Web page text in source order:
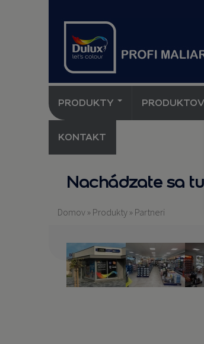
PRODUKTY
KONTAKT
Nachádzate sa tu
Domov » Produkty » Partneri